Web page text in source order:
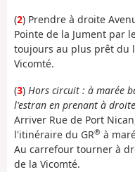
(2) Prendre à droite
Pointe de la Jument par
toujours au plus prêt du
Vicomté.
(3) Hors circuit : à marée
l'estran en prenant à
Arriver Rue de Port
l'itinéraire du GR® à
Au carrefour tourner à
de la Vicomté.